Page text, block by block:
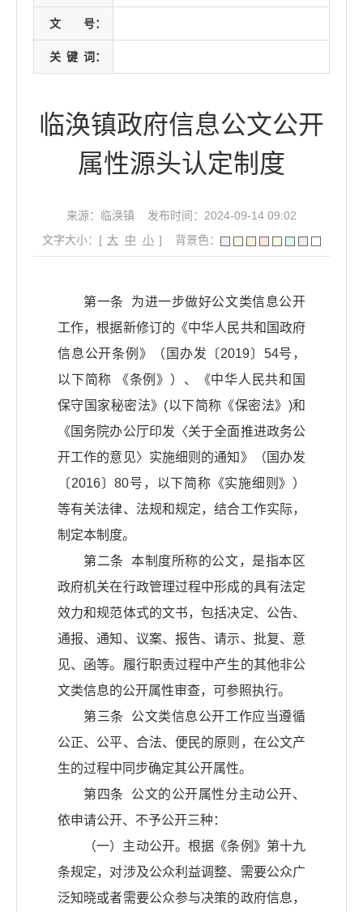
文 号：
关 键 词：
临涣镇政府信息公文公开
属性源头认定制度
来源：临涣镇
发布时间：2024-09-14 09:02
文字大小：[ 大 中 小 ] 背景色：
第一条 为进一步做好公文类信息公开
工作，根据新修订的《中华人民共和国政府
信息公开条例》（国办发〔2019〕54号，
以下简称 《条例》）、《中华人民共和国
保守国家秘密法》(以下简称《保密法》)和
《国务院办公厅印发〈关于全面推进政务公
开工作的意见〉实施细则的通知》（国办发
〔2016〕80号，以下简称《实施细则》）
等有关法律、法规和规定，结合工作实际，
制定本制度。
第二条 本制度所称的公文，是指本区
政府机关在行政管理过程中形成的具有法定
效力和规范体式的文书，包括决定、公告、
通报、通知、议案、报告、请示、批复、意
见、函等。履行职责过程中产生的其他非公
文类信息的公开属性审查，可参照执行。
第三条 公文类信息公开工作应当遵循
公正、公平、合法、便民的原则，在公文产
生的过程中同步确定其公开属性。
第四条 公文的公开属性分主动公开、
依申请公开、不予公开三种：
（一）主动公开。根据《条例》第十九
条规定，对涉及公众利益调整、需要公众广
泛知晓或者需要公众参与决策的政府信息，